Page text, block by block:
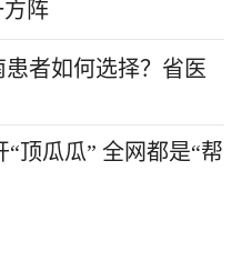
阵
者如何选择？省医
“顶瓜瓜” 全网都是“帮